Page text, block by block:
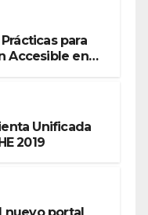
para
Accesible en
Unificada
2019